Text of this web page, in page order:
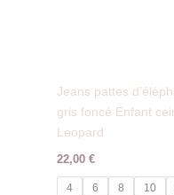
Jeans pattes
gris foncé Enfant
Leopard
22,00 €
4 6 8 10